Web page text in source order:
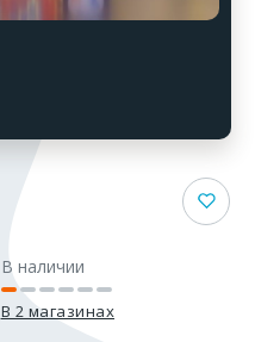
В наличии
В 2 магазинах